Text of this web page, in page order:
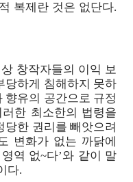
복제란 것은 없단다.
창작자들의 이익 보
당하게 침해하지 못하
향유의 공간으로 규정
한 최소한의 법령을
당한 권리를 빼앗으려
변화가 없는 까닭에
영역 없~다’와 같이 말
다.